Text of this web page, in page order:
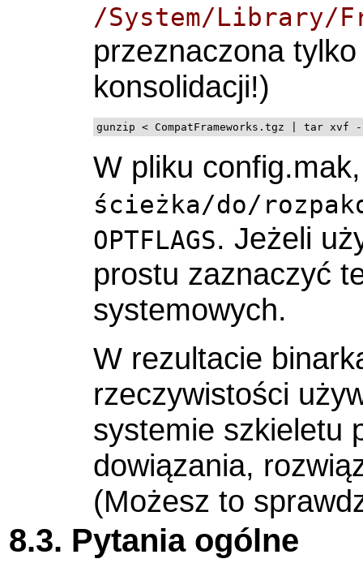
/System/Library/
przeznaczona
konsolidacji!)
gunzip < CompatFrameworks.tgz | tar xvf -
W pliku
ścieżka/do/
OPTFLAGS. Jeżeli
prostu zaznaczyć
systemowych.
W rezultacie
rzeczywistości
systemie szkieletu
dowiązania,
(Możesz to
8.3. Pytania ogólne